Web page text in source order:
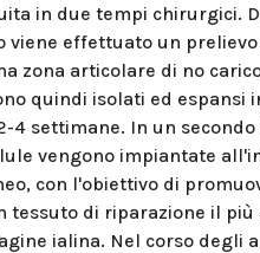
in due tempi chirurgici.
viene effettuato un prelievo
zona articolare di no
quindi isolati ed espansi
4 settimane. In un
vengono impiantate
con l'obiettivo di
tessuto di riparazione il più
ialina. Nel corso degli